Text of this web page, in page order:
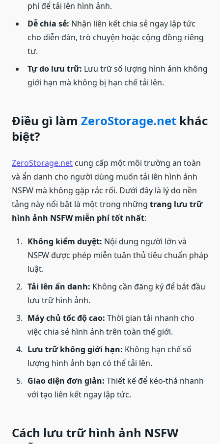
phí để tải lên hình ảnh.
Dễ chia sẻ: Nhận liên kết chia sẻ ngay lập tức
cho diễn đàn, trò chuyện hoặc cộng đồng riêng
tư.
Tự do lưu trữ: Lưu trữ số lượng hình ảnh không
giới hạn mà không bị hạn chế tải lên.
Điều gì làm ZeroStorage.net khác
biệt?
ZeroStorage.net cung cấp một môi trường an toàn
và ẩn danh cho người dùng muốn tải lên hình ảnh
NSFW mà không gặp rắc rối. Dưới đây là lý do nền
tảng này nổi bật là một trong những trang lưu trữ
hình ảnh NSFW miễn phí tốt nhất:
Không kiểm duyệt: Nội dung người lớn và
NSFW được phép miễn tuân thủ tiêu chuẩn pháp
luật.
Tải lên ẩn danh: Không cần đăng ký để bắt đầu
lưu trữ hình ảnh.
Máy chủ tốc độ cao: Thời gian tải nhanh cho
việc chia sẻ hình ảnh trên toàn thế giới.
Lưu trữ không giới hạn: Không hạn chế số
lượng hình ảnh bạn có thể tải lên.
Giao diện đơn giản: Thiết kế để kéo-thả nhanh
với tạo liên kết ngay lập tức.
Cách lưu trữ hình ảnh NSFW